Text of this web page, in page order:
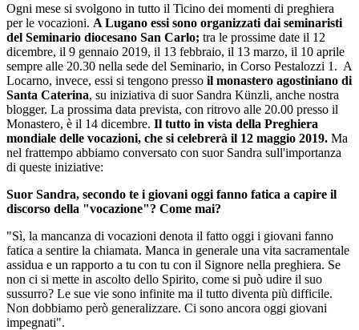
Ogni mese si svolgono in tutto il Ticino dei momenti di preghiera
per le vocazioni. A Lugano essi sono organizzati dai seminaristi
del Seminario diocesano San Carlo; tra le prossime date il 12
dicembre, il 9 gennaio 2019, il 13 febbraio, il 13 marzo, il 10 aprile
sempre alle 20.30 nella sede del Seminario, in Corso Pestalozzi 1. A
Locarno, invece, essi si tengono presso il monastero agostiniano di
Santa Caterina, su iniziativa di suor Sandra Künzli, anche nostra
blogger. La prossima data prevista, con ritrovo alle 20.00 presso il
Monastero, è il 14 dicembre. Il tutto in vista della Preghiera
mondiale delle vocazioni, che si celebrerà il 12 maggio 2019. Ma
nel frattempo abbiamo conversato con suor Sandra sull'importanza
di queste iniziative:
Suor Sandra, secondo te i giovani oggi fanno fatica a capire il
discorso della "vocazione"? Come mai?
"Sì, la mancanza di vocazioni denota il fatto oggi i giovani fanno
fatica a sentire la chiamata. Manca in generale una vita sacramentale
assidua e un rapporto a tu con tu con il Signore nella preghiera. Se
non ci si mette in ascolto dello Spirito, come si può udire il suo
sussurro? Le sue vie sono infinite ma il tutto diventa più difficile.
Non dobbiamo però generalizzare. Ci sono ancora oggi giovani
impegnati".